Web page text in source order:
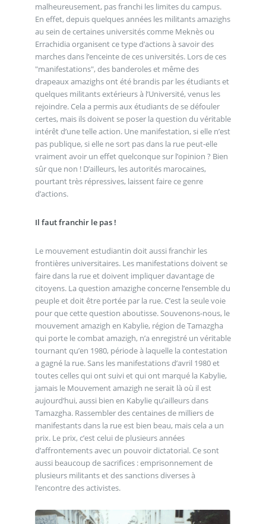
malheureusement, pas franchi les limites du campus.
En effet, depuis quelques années les militants amazighs
au sein de certaines universités comme Meknès ou
Errachidia organisent ce type d’actions à savoir des
marches dans l’enceinte de ces universités. Lors de ces
"manifestations", des banderoles et même des
drapeaux amazighs ont été brandis par les étudiants et
quelques militants extérieurs à l’Université, venus les
rejoindre. Cela a permis aux étudiants de se défouler
certes, mais ils doivent se poser la question du véritable
intérêt d’une telle action. Une manifestation, si elle n’est
pas publique, si elle ne sort pas dans la rue peut-elle
vraiment avoir un effet quelconque sur l’opinion ? Bien
sûr que non ! D’ailleurs, les autorités marocaines,
pourtant très répressives, laissent faire ce genre
d’actions.
Il faut franchir le pas !
Le mouvement estudiantin doit aussi franchir les
frontières universitaires. Les manifestations doivent se
faire dans la rue et doivent impliquer davantage de
citoyens. La question amazighe concerne l’ensemble du
peuple et doit être portée par la rue. C’est la seule voie
pour que cette question aboutisse. Souvenons-nous, le
mouvement amazigh en Kabylie, région de Tamazgha
qui porte le combat amazigh, n’a enregistré un véritable
tournant qu’en 1980, période à laquelle la contestation
a gagné la rue. Sans les manifestations d’avril 1980 et
toutes celles qui ont suivi et qui ont marqué la Kabylie,
jamais le Mouvement amazigh ne serait là où il est
aujourd’hui, aussi bien en Kabylie qu’ailleurs dans
Tamazgha. Rassembler des centaines de milliers de
manifestants dans la rue est bien beau, mais cela a un
prix. Le prix, c’est celui de plusieurs années
d’affrontements avec un pouvoir dictatorial. Ce sont
aussi beaucoup de sacrifices : emprisonnement de
plusieurs militants et des sanctions diverses à
l’encontre des activistes.